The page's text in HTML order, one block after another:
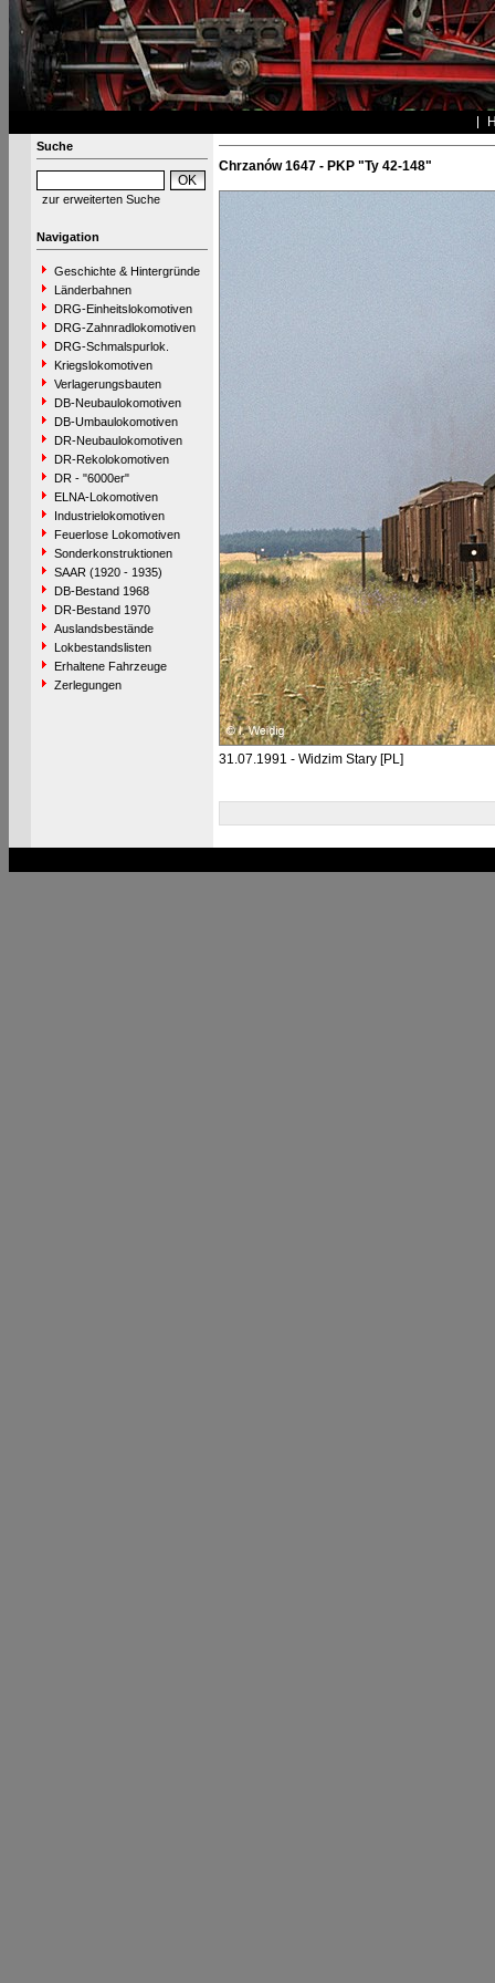
Suche
zur erweiterten Suche
Navigation
Geschichte & Hintergründe
Länderbahnen
DRG-Einheitslokomotiven
DRG-Zahnradlokomotiven
DRG-Schmalspurlok.
Kriegslokomotiven
Verlagerungsbauten
DB-Neubaulokomotiven
DB-Umbaulokomotiven
DR-Neubaulokomotiven
DR-Rekolokomotiven
DR - "6000er"
ELNA-Lokomotiven
Industrielokomotiven
Feuerlose Lokomotiven
Sonderkonstruktionen
SAAR (1920 - 1935)
DB-Bestand 1968
DR-Bestand 1970
Auslandsbestände
Lokbestandslisten
Erhaltene Fahrzeuge
Zerlegungen
Chrzanów 1647 - PKP "Ty 42-148"
31.07.1991 - Widzim Stary [PL]